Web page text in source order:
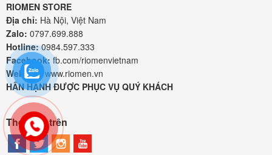
RIOMEN STORE
Địa chỉ: Hà Nội, Việt Nam
Zalo: 0797.699.888
Hotline:0984.597.333
Facebook: fb.com/riomenvietnam
Website: www.riomen.vn
HÂN HẠNH ĐƯỢC PHỤC VỤ QUÝ KHÁCH
Theo dõi trên